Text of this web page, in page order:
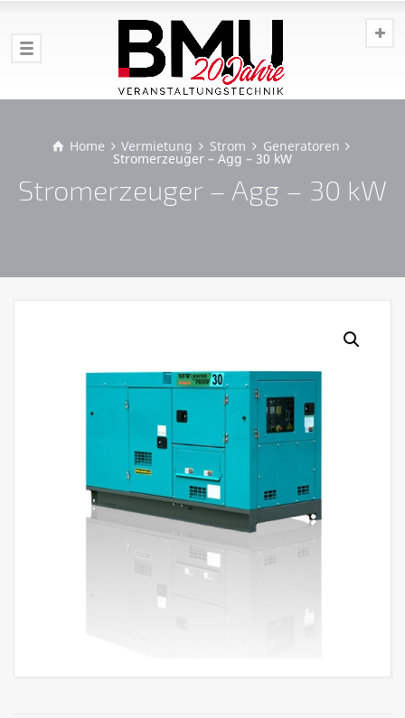
Home Vermietung Strom Generatoren
Stromerzeuger – Agg – 30 kW
Stromerzeuger – Agg – 30 kW